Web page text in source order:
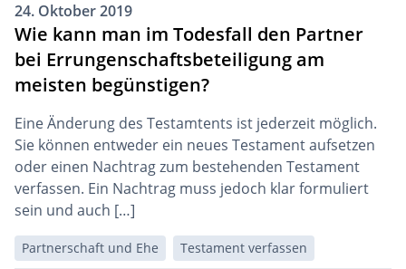
24. Oktober 2019
Wie kann man im Todesfall den Partner
bei Errungenschaftsbeteiligung am
meisten begünstigen?
Eine Änderung des Testamtents ist jederzeit möglich.
Sie können entweder ein neues Testament aufsetzen
oder einen Nachtrag zum bestehenden Testament
verfassen. Ein Nachtrag muss jedoch klar formuliert
sein und auch […]
Partnerschaft und Ehe Testament verfassen